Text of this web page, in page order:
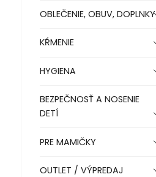
OBLEČENIE, OBUV, DOPLNKY
KŔMENIE
HYGIENA
BEZPEČNOSŤ A NOSENIE
DETÍ
PRE MAMIČKY
OUTLET / VÝPREDAJ